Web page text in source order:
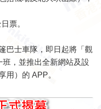
票。
巴士車隊，即日起將「觀
，並推出全新網站及設
用）的 APP。